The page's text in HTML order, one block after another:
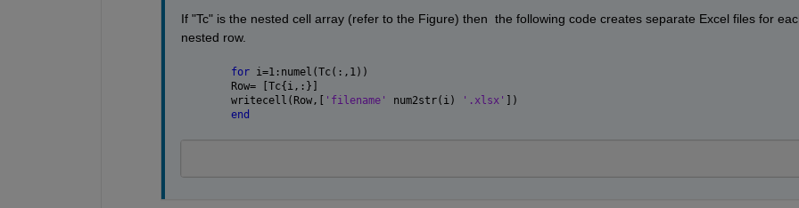
If "Tc" is the nested cell array (refer to the Figure) then  the following code creates separate Excel files for
nested row.
for i=1:numel(Tc(:,1))
Row= [Tc{i,:}]
writecell(Row,[
'filename' num2str(i) '.xlsx'
])
end